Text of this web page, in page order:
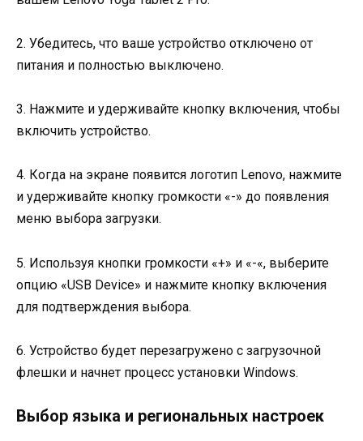
2. Убедитесь, что ваше устройство отключено от
питания и полностью выключено.
3. Нажмите и удерживайте кнопку включения, чтобы
включить устройство.
4. Когда на экране появится логотип Lenovo, нажмите
и удерживайте кнопку громкости «-» до появления
меню выбора загрузки.
5. Используя кнопки громкости «+» и «-«, выберите
опцию «USB Device» и нажмите кнопку включения
для подтверждения выбора.
6. Устройство будет перезагружено с загрузочной
флешки и начнет процесс установки Windows.
Выбор языка и региональных настроек